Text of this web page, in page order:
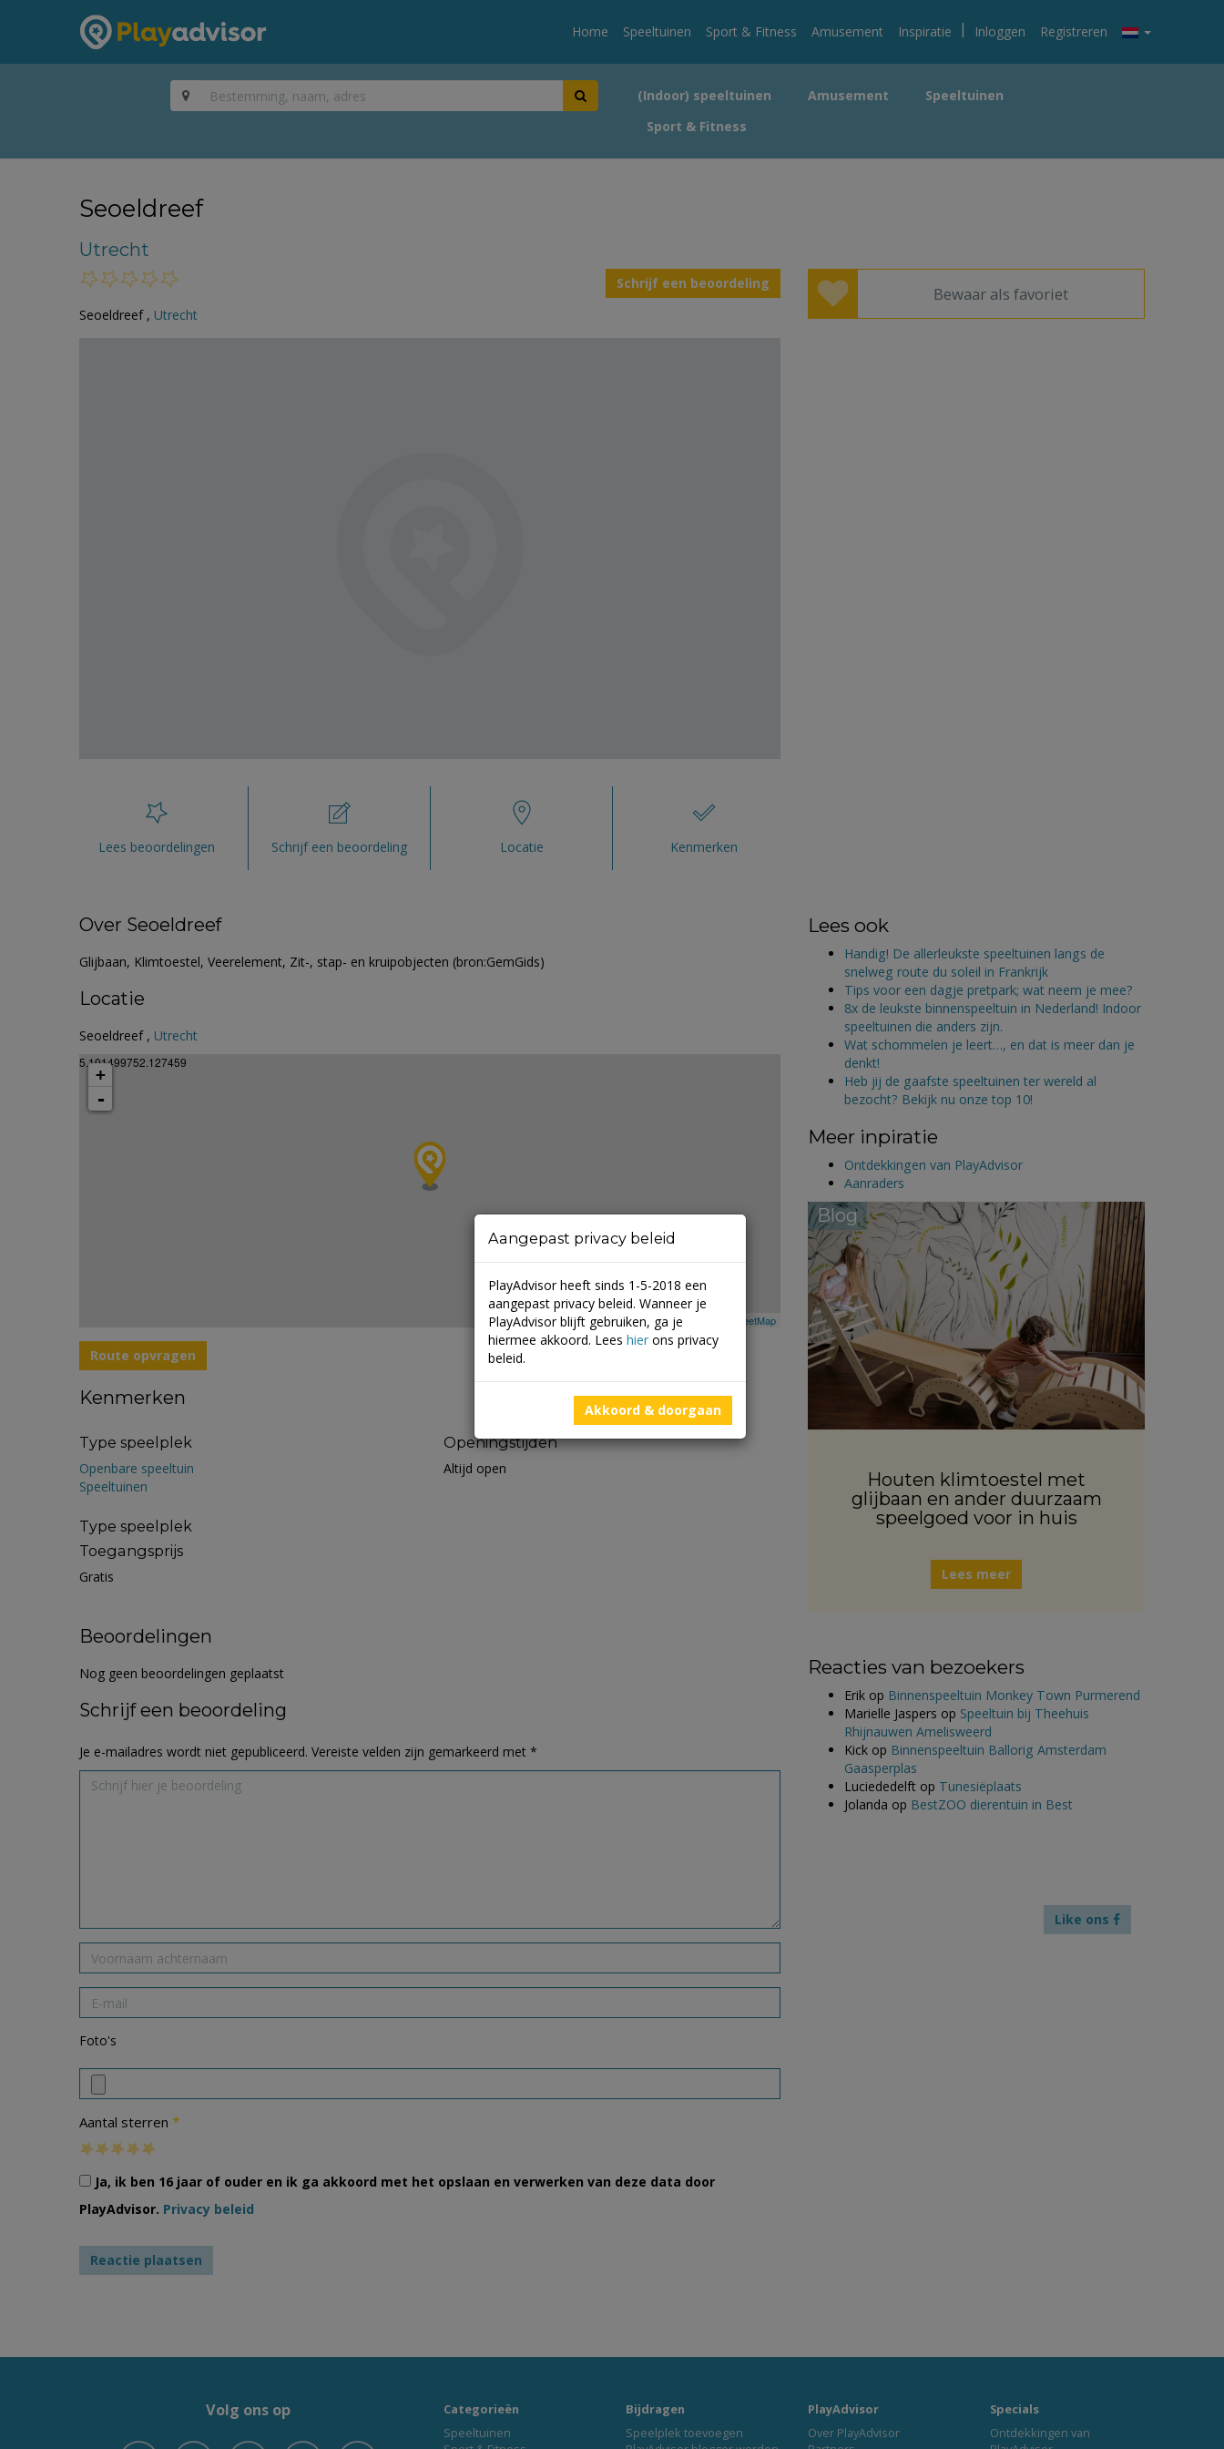
Home Speeltuinen Sport & Fitness Amusement Inspiratie | Inloggen Registreren
(Indoor) speeltuinen Amusement
Speeltuinen
Sport & Fitness
Seoeldreef
Utrecht
Schrijf een beoordeling
Seoeldreef , Utrecht
Bewaar als favoriet
Lees beoordelingen Schrijf een beoordeling Locatie Kenmerken
Over Seoeldreef
Glijbaan, Klimtoestel, Veerelement, Zit-, stap- en kruipobjecten (bron:GemGids)
Locatie
Seoeldreef , Utrecht
5.101499752.127459
+
-
Leaflet| ©Mapbox OpenStreetMap
Route opvragen
Kenmerken
Type speelplek
Openbare speeltuin
Speeltuinen
Type speelplek
Toegangsprijs
Gratis
Openingstijden
Altijd open
Beoordelingen
Nog geen beoordelingen geplaatst
Schrijf een beoordeling
Je e-mailadres wordt niet gepubliceerd. Vereiste velden zijn gemarkeerd met *
Foto's
Aantal sterren *
Ja, ik ben 16 jaar of ouder en ik ga akkoord met het opslaan en verwerken van deze data door
PlayAdvisor. Privacy beleid
Lees ook
Handig! De allerleukste speeltuinen langs de
snelweg route du soleil in Frankrijk
Tips voor een dagje pretpark; wat neem je mee?
8x de leukste binnenspeeltuin in Nederland! Indoor
speeltuinen die anders zijn.
Wat schommelen je leert…, en dat is meer dan je
denkt!
Heb jij de gaafste speeltuinen ter wereld al
bezocht? Bekijk nu onze top 10!
Meer inpiratie
Ontdekkingen van PlayAdvisor
Aanraders
Blog
Houten klimtoestel met
glijbaan en ander duurzaam
speelgoed voor in huis
Lees meer
Reacties van bezoekers
Erik op Binnenspeeltuin Monkey Town Purmerend
Marielle Jaspers op Speeltuin bij Theehuis
Rhijnauwen Amelisweerd
Kick op Binnenspeeltuin Ballorig Amsterdam
Gaasperplas
Luciededelft op Tunesiëplaats
Jolanda op BestZOO dierentuin in Best
Like ons
Volg ons op
Categorieën
Speeltuinen
Bijdragen
Speelplek toevoegen
PlayAdvisor
Over PlayAdvisor
Specials
Ontdekkingen van
Aangepast privacy beleid
PlayAdvisor heeft sinds 1-5-2018 een
aangepast privacy beleid. Wanneer je
PlayAdvisor blijft gebruiken, ga je
hiermee akkoord. Lees hier ons privacy
beleid.
Akkoord & doorgaan